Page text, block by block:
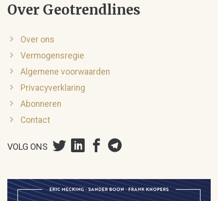
Over Geotrendlines
Over ons
Vermogensregie
Algemene voorwaarden
Privacyverklaring
Abonneren
Contact
VOLG ONS